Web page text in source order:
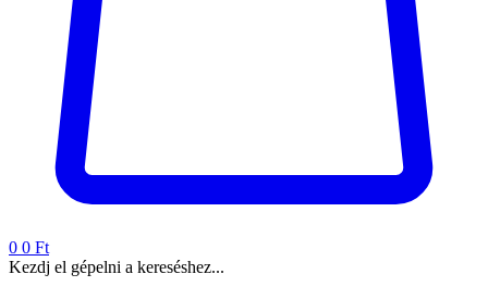
0 0 Ft
Kezdj el gépelni a kereséshez...